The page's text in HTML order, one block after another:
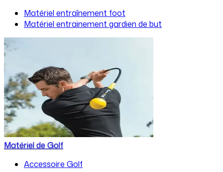
Matériel entraînement foot
Matériel entrainement gardien de but
Matériel de Golf
Accessoire Golf